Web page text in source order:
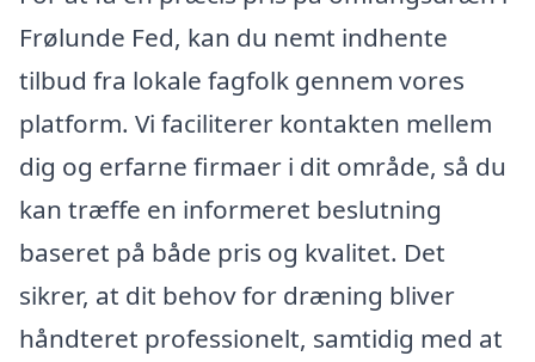
Frølunde Fed, kan du nemt indhente
tilbud fra lokale fagfolk gennem vores
platform. Vi faciliterer kontakten mellem
dig og erfarne firmaer i dit område, så du
kan træffe en informeret beslutning
baseret på både pris og kvalitet. Det
sikrer, at dit behov for dræning bliver
håndteret professionelt, samtidig med at